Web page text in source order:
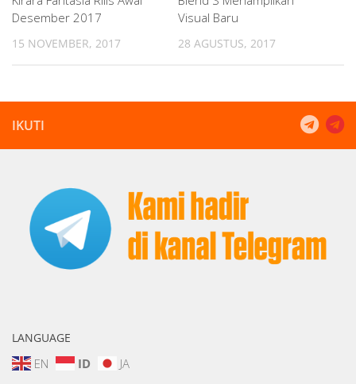
Desember 2017
15 NOVEMBER, 2017
Visual Baru
28 AGUSTUS, 2017
IKUTI
LANGUAGE
EN ID JA